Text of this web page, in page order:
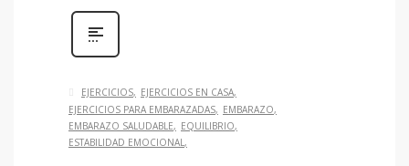
EJERCICIOS
EJERCICIOS EN CASA
EJERCICIOS PARA EMBARAZADAS
EMBARAZO
EMBARAZO SALUDABLE
EQUILIBRIO
ESTABILIDAD EMOCIONAL